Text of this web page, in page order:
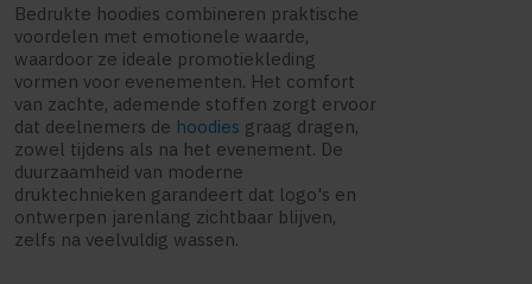
Bedrukte hoodies combineren praktische
voordelen met emotionele waarde,
waardoor ze ideale promotiekleding
vormen voor evenementen. Het comfort
van zachte, ademende stoffen zorgt ervoor
dat deelnemers de hoodies graag dragen,
zowel tijdens als na het evenement. De
duurzaamheid van moderne
druktechnieken garandeert dat logo's en
ontwerpen jarenlang zichtbaar blijven,
zelfs na veelvuldig wassen.